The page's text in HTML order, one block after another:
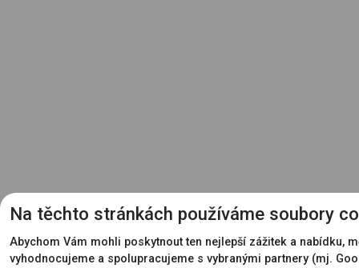
Na těchto stránkách používáme soubory
Abychom Vám mohli poskytnout ten nejlepší zážitek a nabídku,
vyhodnocujeme a spolupracujeme s vybranými partnery (mj.